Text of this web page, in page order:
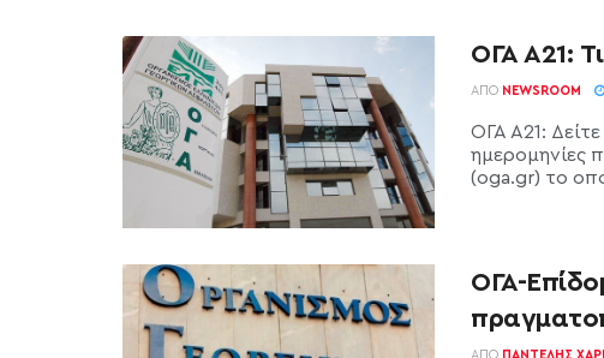
ΟΓΑ Α21:
ΑΠΌ NEWSROOM
ΟΓΑ Α21: Δείτε
ημερομηνίες
(oga.gr) το
ΟΓΑ-
ΑΠΌ ΠΑΝΤΕΛΉΣ